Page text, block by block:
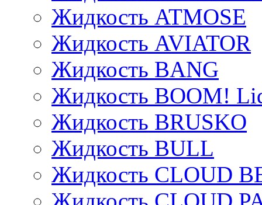
Жидкость ATMOSE
Жидкость AVIATOR
Жидкость BANG
Жидкость BOOM!
Жидкость BRUSKO
Жидкость BULL
Жидкость CLOUD